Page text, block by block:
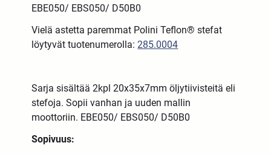
EBE050/ EBS050/ D50B0
Vielä astetta paremmat Polini Teflon® stefat
löytyvät tuotenumerolla:285.0004
Sarja sisältää 2kpl 20x35x7mm öljytiivisteitä eli
stefoja.Sopii vanhan ja uuden mallin
moottoriin. EBE050/ EBS050/ D50B0
Sopivuus: